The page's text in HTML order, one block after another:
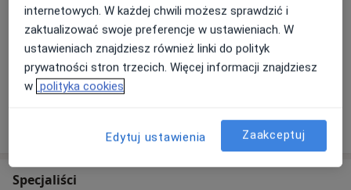
Umów
+ 14 usług
W jaki sposób ustalane są ceny?
Specjaliści
internetowych. W każdej chwili możesz sprawdzić i
zaktualizować swoje preferencje w ustawieniach. W
ustawieniach znajdziesz również linki do polityk
prywatności stron trzecich. Więcej informacji znajdziesz
w polityka cookies
Edytuj ustawienia Zaakceptuj